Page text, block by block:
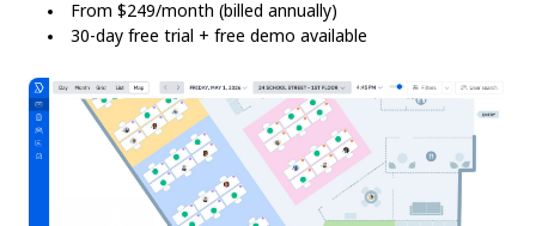
From $249/month (billed annually)
30-day free trial + free demo available